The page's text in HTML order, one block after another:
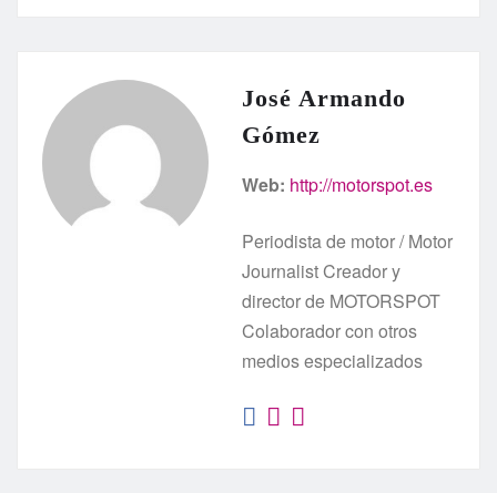
José Armando
Gómez
Web: http://motorspot.es
Periodista de motor / Motor
Journalist Creador y
director de MOTORSPOT
Colaborador con otros
medios especializados